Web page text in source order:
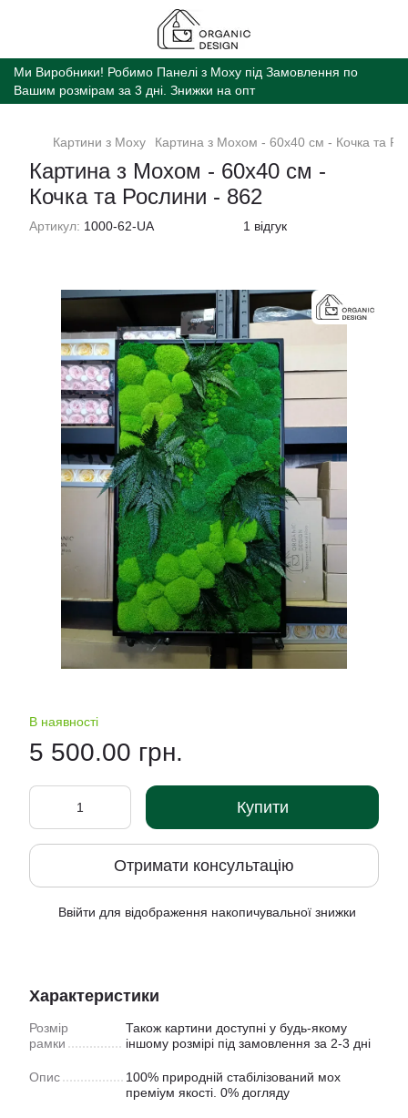
Ми Виробники! Робимо Панелі з Моху під Замовлення по
Вашим розмірам за 3 дні. Знижки на опт
Картини з Моху Картина з Мохом - 60x40 см - Кочка та
Картина з Мохом - 60x40 см -
Кочка та Рослини - 862
Артикул: 1000-62-UA 1 відгук
В наявності
5 500.00 грн.
Купити
Отримати консультацію
Ввійти для відображення накопичувальної знижки
Характеристики
Розмір
рамки
Також картини доступнi у будь-якому
іншому розмірі під замовлення за 2-3 дні
Опис
100% природній стабілізований мох
преміум якості. 0% догляду